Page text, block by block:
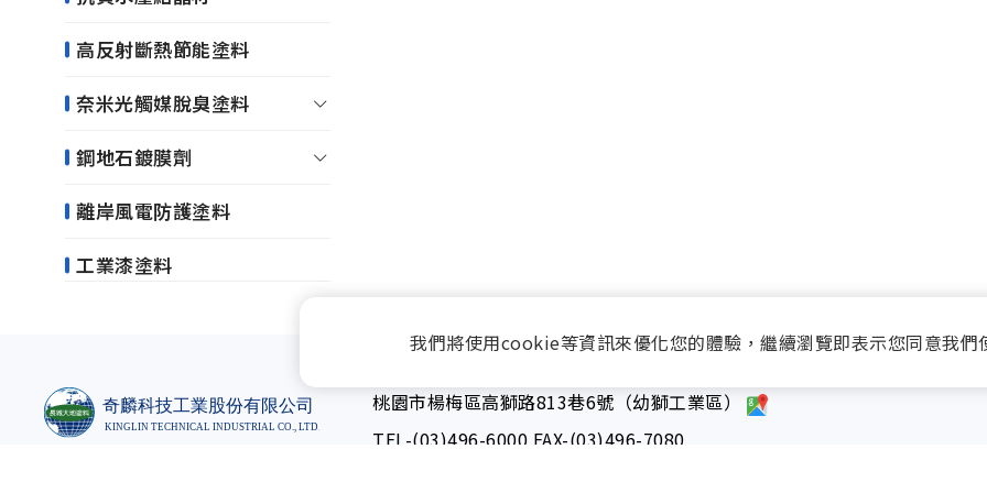
高反射斷熱節能塗料
奈米光觸媒脫臭塗料
鋼地石鍍膜劑
離岸風電防護塗料
工業漆塗料
桃園市楊梅區高獅路813巷6號（幼獅工業區）
TEL-(03)496-6000 FAX-(03)496-7080
我們將使用cookie等資訊來優化您的體驗，繼續瀏覽即表示您同意我們